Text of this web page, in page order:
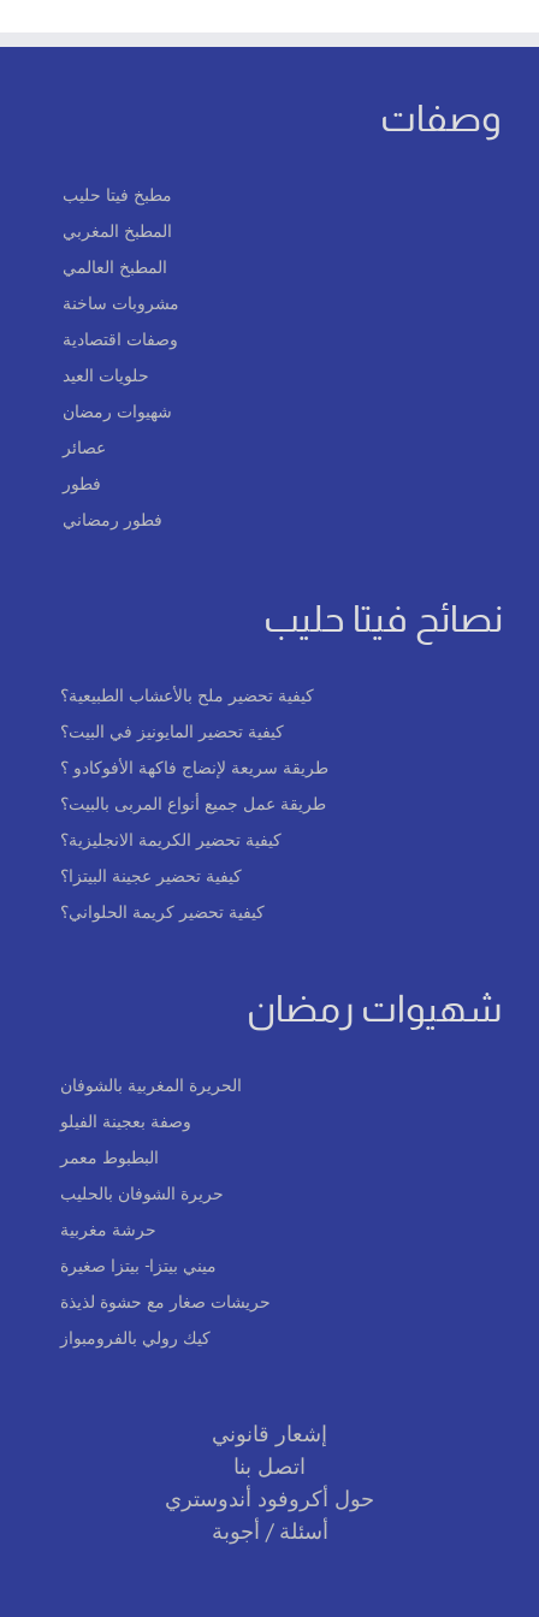
وصفات
مطبخ فيتا حليب
المطبخ المغربي
المطبخ العالمي
مشروبات ساخنة
وصفات اقتصادية
حلويات العيد
شهيوات رمضان
عصائر
فطور
فطور رمضاني
نصائح فيتا حليب
كيفية تحضير ملح بالأعشاب الطبيعية؟
كيفية تحضير المايونيز في البيت؟
طريقة سريعة لإنضاج فاكهة الأفوكادو ؟
طريقة عمل جميع أنواع المربى بالبيت؟
كيفية تحضير الكريمة الانجليزية؟
كيفية تحضير عجينة البيتزا؟
كيفية تحضير كريمة الحلواني؟
شهيوات رمضان
الحريرة المغربية بالشوفان
وصفة بعجينة الفيلو
البطبوط معمر
حريرة الشوفان بالحليب
حرشة مغربية
ميني بيتزا- بيتزا صغيرة
حريشات صغار مع حشوة لذيذة
كيك رولي بالفرومبواز
إشعار قانوني
اتصل بنا
حول أكروفود أندوستري
أسئلة / أجوبة